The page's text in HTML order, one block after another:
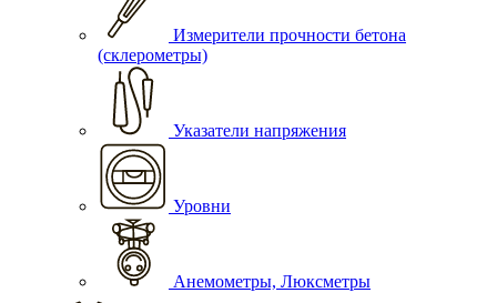
Измерители прочности бетона
(склерометры)
Указатели напряжения
Уровни
Анемометры, Люксметры